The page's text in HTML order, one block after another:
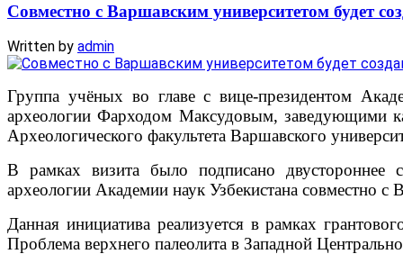
Совместно с Варшавским университетом будет
Written by admin
Группа учёных во главе с вице-президентом
археологии Фарходом Максудовым, заведующими
Археологического факультета Варшавского
В рамках визита было подписано двустороннее
археологии Академии наук Узбекистана совместно с
Данная инициатива реализуется в рамках
Проблема верхнего палеолита в Западной